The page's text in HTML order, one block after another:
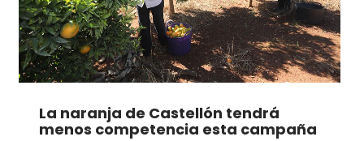
La naranja de Castellón tendrá
menos competencia esta campaña